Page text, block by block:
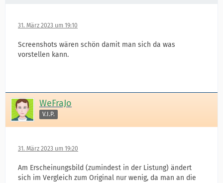
31. März 2023 um 19:10
Screenshots wären schön damit man sich da was
vorstellen kann.
WeFraJo
V.I.P.
31. März 2023 um 19:20
Am Erscheinungsbild (zumindest in der Listung) ändert
sich im Vergleich zum Original nur wenig, da man an die